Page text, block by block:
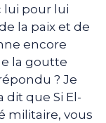
lui pour lui
la paix et de
encore
la goutte
? Je
dit que Si El-
militaire, vous